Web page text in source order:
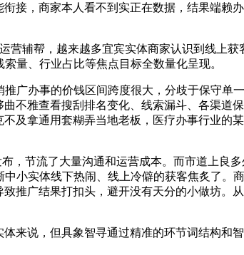
接，商家本人看不到实正在数据，结果端赖
辅帮，越来越多宜宾实体商家认识到线上获
量、行业占比等焦点目标全数量化呈现。
办事的价钱区间跨度很大，分歧于保守单
不雅查看搜刮排名变化、线索漏斗、各渠道
及拿通用套糊弄当地老板，医疗办事行业的
节流了大量沟通和运营成本。而市道上良
小实体线下热闹、线上冷僻的获客焦炙了。
推广结果打扣头，避开没有天分的小做坊。
说，但具象智寻通过精准的环节词结构和